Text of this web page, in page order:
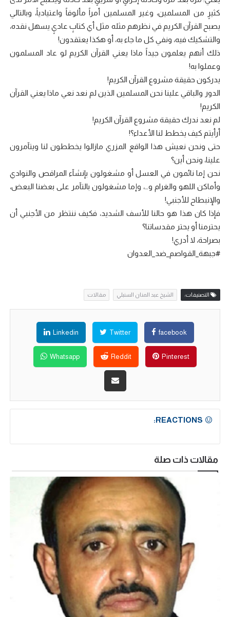
كثيرٍ من المسلمين، وغير المسلمين أمراً مألوفاً واعتيادياً، وبالتالي
يصبح القرآن الكريم في نظرهم مثله مثل أي كتابٍ عاديٍ يسهل نقده،
والتشكيك فيه، ونفي كل ما جاء به، أو هكذا يعتقدون!
ذلك أنهم يعلمون جيداً ماذا يعني القرآن الكريم لو عاد المسلمون
وعملوا به!
يدركون حقيقة مشروع القرآن الكريم!
الدور والباقي علينا نحن المسلمين الذين لم نعد نعي ماذا يعني القرآن
الكريم!
لم نعد ندرك حقيقة مشروع القرآن الكريم!
أرأيتم كيف يخطط لنا الأعداء؟!
حتى ونحن نعيش هذا الواقع المزري مازالوا يخططون لنا ويتآمرون
علينا، ونحن أين؟
نحن إما نائمون في العسل أو مشغولون بإنشآء المراقص والنوادي
وأماكن اللهو والغرام و…، وإما مشغولون بالتآمر على بعضنا البعض،
والإنبطاح للأجنبي!
فإذا كان هذا هو حالنا للأسف الشديد، فكيف ننتظر من الأجنبي أن
يحترمنا أو يحتر مقدساتنا؟
بصراحة، لا أدري!
#جبهة_القواصم_ضد_العدوان
التصنيفات: الشيخ عبد المنان السنبلي مقالات
facebook
Twitter
Linkedin
Pinterest
Reddit
Whatsapp
REACTIONS:
مقالات ذات صلة